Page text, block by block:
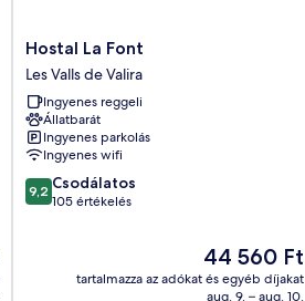
Hostal
La
Font
Les
Valls
de
Valira
Hostal La Font
Les Valls de Valira
Ingyenes reggeli
Állatbarát
Ingyenes parkolás
Ingyenes wifi
9.2
ennyiből:
értékelés
9,2 Csodálatos
105 értékelés
Az
ár
44 560 Ft
44 560 Ft
tartalmazza az adókat és egyéb díjakat
aug. 9. – aug. 10.